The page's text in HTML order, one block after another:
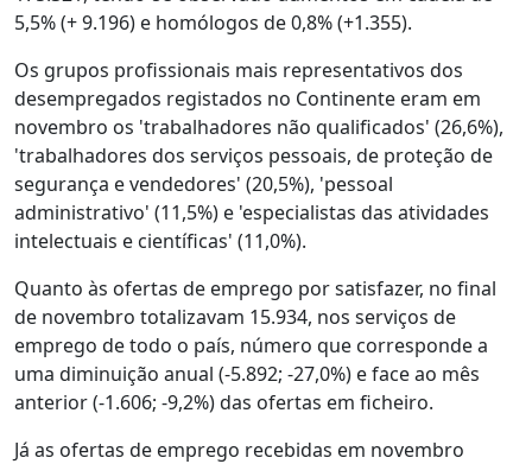
5,5% (+ 9.196) e homólogos de 0,8% (+1.355).
Os grupos profissionais mais representativos dos
desempregados registados no Continente eram em
novembro os 'trabalhadores não qualificados' (26,6%),
'trabalhadores dos serviços pessoais, de proteção de
segurança e vendedores' (20,5%), 'pessoal
administrativo' (11,5%) e 'especialistas das atividades
intelectuais e científicas' (11,0%).
Quanto às ofertas de emprego por satisfazer, no final
de novembro totalizavam 15.934, nos serviços de
emprego de todo o país, número que corresponde a
uma diminuição anual (-5.892; -27,0%) e face ao mês
anterior (-1.606; -9,2%) das ofertas em ficheiro.
Já as ofertas de emprego recebidas em novembro